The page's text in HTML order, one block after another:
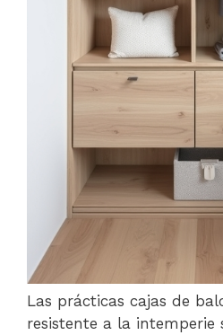
Las prácticas cajas de
resistente a la intemperie